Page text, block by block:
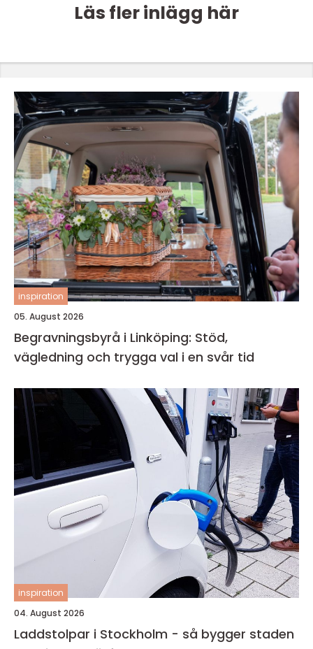
Läs fler inlägg här
inspiration
05. August 2026
Begravningsbyrå i Linköping: Stöd,
vägledning och trygga val i en svår tid
inspiration
04. August 2026
Laddstolpar i Stockholm - så bygger staden